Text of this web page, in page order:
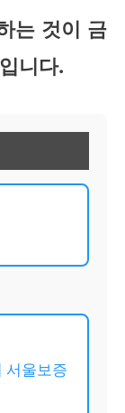
는 것이 금
니다.
서울보증